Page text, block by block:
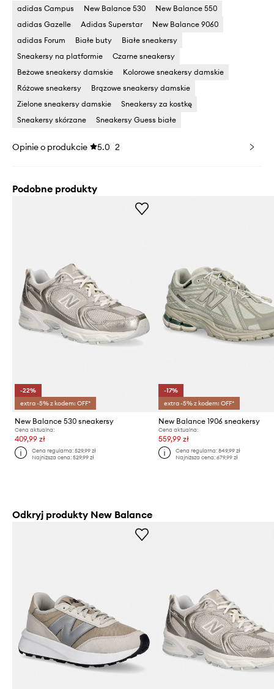
adidas Campus New Balance 530
New Balance 550
adidas Gazelle
Adidas Superstar
New Balance 9060
adidas Forum
Białe buty
Białe sneakersy
Sneakersy na platformie
Czarne sneakersy
Beżowe sneakersy damskie
Kolorowe sneakersy damskie
Różowe sneakersy
Brązowe sneakersy damskie
Zielone sneakersy damskie
Sneakersy za kostkę
Sneakersy skórzane
Sneakersy Guess białe
Opinie o produkcie 5.0 2
Podobne produkty
-22%
extra -5% z kodem: OFF*
New Balance 530 sneakersy
Cena aktualna:
409,99 zł
Cena regularna:529,99 zł
Najniższa cena:529,99 zł
-17%
extra -5% z kodem: OFF*
New Balance 1906 sneakersy
Cena aktualna:
559,99 zł
Cena regularna: 849,99 zł
Najniższa cena: 679,99 zł
Odkryj produkty New Balance